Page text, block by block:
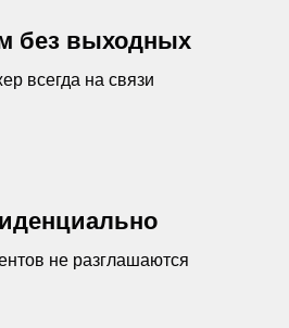
без выходных
всегда на связи
не разглашаются